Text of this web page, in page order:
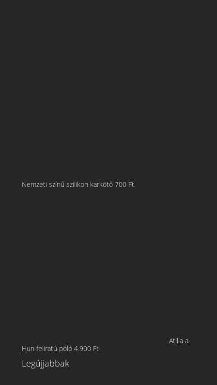
Nemzeti színű szilikon karkötő 700 Ft
Atilla a
Hun feliratú póló 4.900 Ft
Legújjabbak